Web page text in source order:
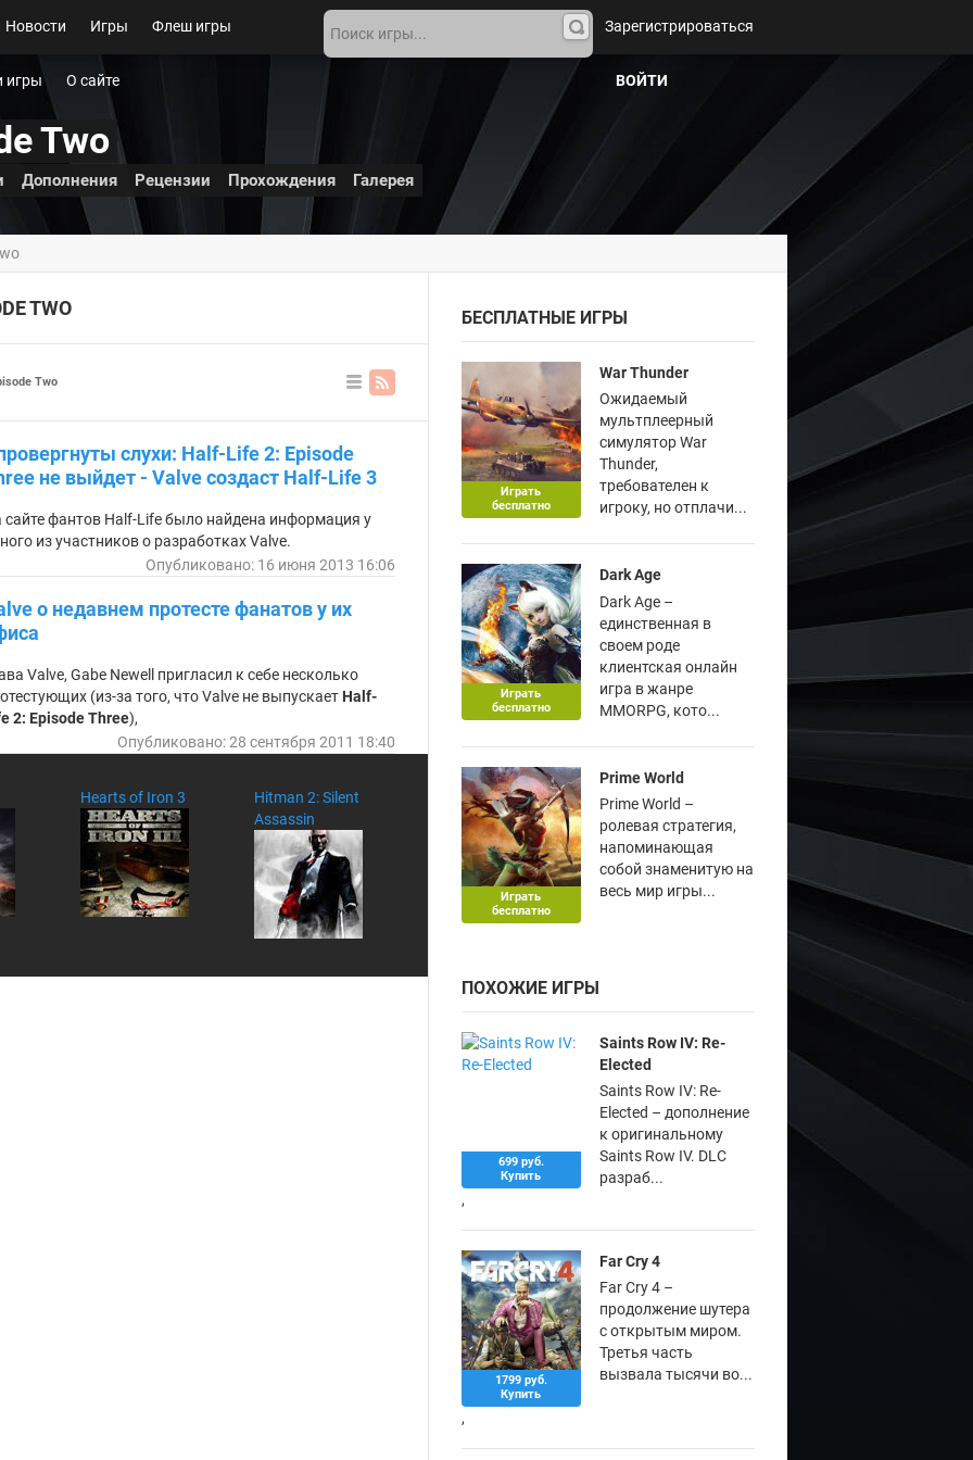
Новости Игры Флеш игры
игры О сайте
На
йти
Зарегистрироваться
ВОЙТИ
Two
Дополнения Рецензии Прохождения Галерея
TWO
ви
сп
ис
ка
Two
слухи: Half-Life 2: Episode
не выйдет - Valve создаст Half-Life 3
сайте фантов Half-Life было найдена информация у
из участников о разработках Valve.
Опубликовано: 16 июня 2013 16:06
о недавнем протесте фанатов у их
Valve, Gabe Newell пригласил к себе несколько
(из-за того, что Valve не выпускает Half-
2: Episode Three),
Опубликовано: 28 сентября 2011 18:40
Hearts of Iron 3
Hitman 2: Silent
Assassin
БЕСПЛАТНЫЕ ИГРЫ
Играть
бесплатно
War Thunder
Ожидаемый
мультплеерный
симулятор War
Thunder,
требователен к
игроку, но отплачи...
Играть
бесплатно
Dark Age
Dark Age –
единственная в
своем роде
клиентская онлайн
игра в жанре
MMORPG, кото...
Играть
бесплатно
Prime World
Prime World –
ролевая стратегия,
напоминающая
собой знаменитую на
весь мир игры...
ПОХОЖИЕ ИГРЫ
699 руб.
Купить
,
Saints Row IV: Re-
Elected
Saints Row IV: Re-
Elected – дополнение
к оригинальному
Saints Row IV. DLC
разраб...
1799 руб.
Купить
,
Far Cry 4
Far Cry 4 –
продолжение шутера
с открытым миром.
Третья часть
вызвала тысячи во...